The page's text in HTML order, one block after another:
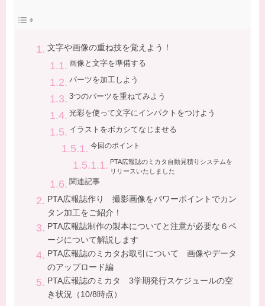
文字や画像の重ね技を覚えよう！
画像と文字を準備する
パーツを加工しよう
3つのパーツを重ねてみよう
光彩を使って文字にインパクトをつけよう
イラストをボカシてなじませる
今回のポイント
PTA広報誌のミカタ自動見積りシステムを
リリースいたしました
関連記事
PTA広報誌作り 撮影画像をパワーポイントでカン
タン加工をご紹介！
PTA広報誌制作の製本についてと注意が必要な６ペ
ージについて解説します
PTA広報誌のミカタお取引について 画像やデータ
のアップロード編
PTA広報誌のミカタ 3学期発行スケジュールの空
き状況（10/8時点）